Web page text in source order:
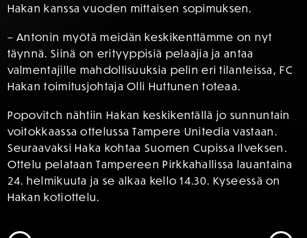
Hakan kanssa vuoden mittaisen sopimuksen.
– Antonin myötä meidän keskikenttämme on nyt
täynnä. Siinä on erityyppisiä pelaajia ja antaa
valmentajille mahdollisuuksia pelin eri tilanteissa, FC
Hakan toimitusjohtaja Olli Huttunen toteaa.
Popovitch nähtiin Hakan keskikentällä jo sunnuntain
voitokkaassa ottelussa Tampere Unitedia vastaan.
Seuraavaksi Haka kohtaa Suomen Cupissa Ilveksen.
Ottelu pelataan Tampereen Pirkkahallissa lauantaina
24. helmikuuta ja se alkaa kello 14.30. Kyseessä on
Hakan kotiottelu.